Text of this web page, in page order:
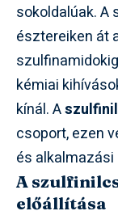
sokoldalúak. A
észtereiken át
kémiai
kínál. A
csoport, ezen
és
A
előállítása